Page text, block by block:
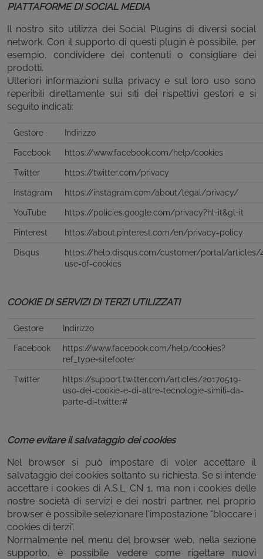
PIATTAFORME DI SOCIAL MEDIA
Il nostro sito utilizza dei Social Plugins di diversi social
network. Con il supporto di questi plugin è possibile, per
esempio, condividere dei contenuti o consigliare dei
prodotti.
Ulteriori informazioni sulla privacy e sul loro uso sono
reperibili direttamente sui siti dei rispettivi gestori e si
seguito indicati:
Gestore Indirizzo
Facebook https://www.facebook.com/help/cookies
Twitter https://twitter.com/privacy
Instagram https://instagram.com/about/legal/privacy/
YouTube https://policies.google.com/privacy?hl=it&gl=it
Pinterest https://about.pinterest.com/en/privacy-policy
Disqus
https://help.disqus.com/customer/portal/articles/
use-of-cookies
COOKIE DI SERVIZI DI TERZI UTILIZZATI
Gestore Indirizzo
Facebook
https://www.facebook.com/help/cookies?
ref_type=sitefooter
Twitter
https://support.twitter.com/articles/20170519-
uso-dei-cookie-e-di-altre-tecnologie-simili-da-
parte-di-twitter#
Come evitare il salvataggio dei cookies
Nel browser si può impostare di voler accettare il
salvataggio dei cookies soltanto su richiesta. Se si intende
accettare i cookies di A.S.L. CN 1, ma non i cookies delle
nostre società di servizi e dei nostri partner, nel proprio
browser è possibile selezionare l'impostazione "bloccare i
cookies di terzi".
Normalmente nel menu del browser web, nella sezione
supporto, è possibile vedere come rigettare nuovi